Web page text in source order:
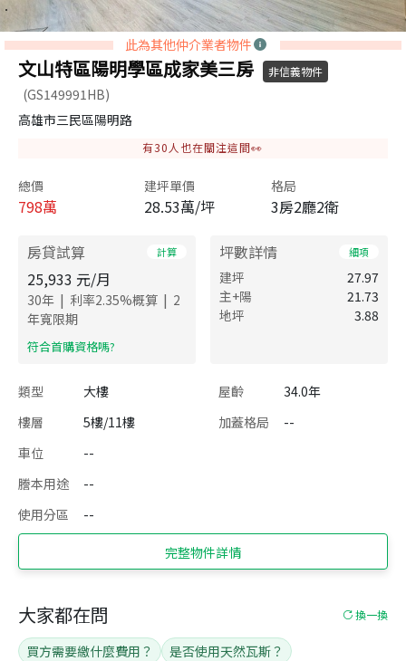
此為其他仲介業者物件
文山特區陽明學區成家美三房 非信義物件
(GS149991HB)
高雄市三民區陽明路
有30 人也在關注這間👀
總價
798萬
建坪單價
28.53萬/坪
格局
3房2廳2衛
房貸試算 計算
25,933 元/月
30年 | 利率2.35%概算 | 2
年寬限期
​符合首購資格嗎?
坪數詳情 細項
建坪
27.97
主+陽
21.73
地坪
3.88
類型 大樓 屋齡
34.0年
樓層
5樓/11樓 加蓋格局
--
車位
--
謄本用途
--
使用分區
--
完整物件詳情
大家都在問 換一換
買方需要繳什麼費用？
是否使用天然瓦斯？